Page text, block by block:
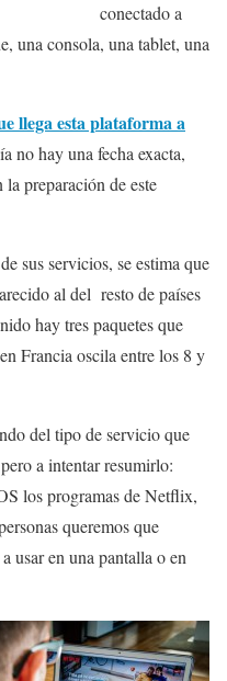
conectado a
una consola, una tablet, una
llega esta plataforma a
no hay una fecha exacta,
preparación de este
sus servicios, se estima que
al del resto de países
hay tres paquetes que
Francia oscila entre los 8 y
del tipo de servicio que
a intentar resumirlo:
los programas de Netflix,
queremos que
usar en una pantalla o en